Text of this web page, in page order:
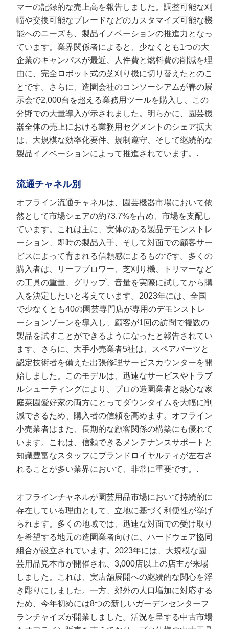
マーの記録的な売上高を報告しました。調整可能な刈
幅や交換可能なブレードなどのカスタマイズ可能な機
能へのニーズも、製品イノベーションの推進力となっ
ています。業界関係者によると、少なくとも1つの大
企業のキャンパスが最近、人件費と燃料費の削減を理
由に、完全ロボット式の芝刈り機に切り替えたとのこ
とです。さらに、造園会社のコンソーシアムが春の展
示会で2,000台を超える業務用ツールを購入し、この
分野での大量導入が示されました。明らかに、園芸機
器全体の売上における業務用セグメントのシェア拡大
は、大規模な効率化要件、規制遵守、そして継続的な
製品イノベーションによって推進されています。.
流通チャネル別
オフライン流通チャネルは、園芸機器市場において依
然として市場シェアの約73.7%を占め、市場を支配し
ています。これは主に、実体のある製品デモンストレ
ーション、即時の製品入手、そして対面での顧客サー
ビスによって育まれる信頼感によるものです。多くの
購入者は、リーフブロワー、芝刈り機、トリマーなど
の工具の重量、グリップ、音量を実際に試してから購
入を決定したいと考えています。2023年には、全国
で少なくとも40の園芸専門店が専用のデモンストレ
ーションゾーンを導入し、顧客が1回の訪問で複数の
製品を試すことができるようになったと報告されてい
ます。さらに、大手小売業者5社は、スペアパーツと
認定技術者を備えた出張修理サービスカウンターを開
始しました。このモデルは、迅速なサービスやトラブ
ルシューティングにより、プロの造園業者と熱心な家
庭菜園愛好家の両方にとってダウンタイムを大幅に削
減できるため、購入者の信頼を高めます。オフライン
小売業者はまた、長期的な顧客関係の構築にも優れて
います。これは、信頼できるメンテナンスサポートと
知識豊富なスタッフにブランドロイヤルティが左右さ
れることが多い業界において、非常に重要です。.
オフラインチャネルが園芸用品市場において持続的に
存在している理由として、立地に基づく利便性が挙げ
られます。多くの地域では、迅速な対面での受け取り
を希望する地元の造園業者向けに、ハードウェア協同
組合が設立されています。2023年には、大規模な園
芸用品見本市が開催され、3,000店以上の店主が来場
しました。これは、実店舗展開への継続的な関心を浮
き彫りにしました。一方、郊外の人口増加に対応する
ため、今年初めには8つの新しいガーデンセンターフ
ランチャイズが開業しました。活況を呈する中古市場